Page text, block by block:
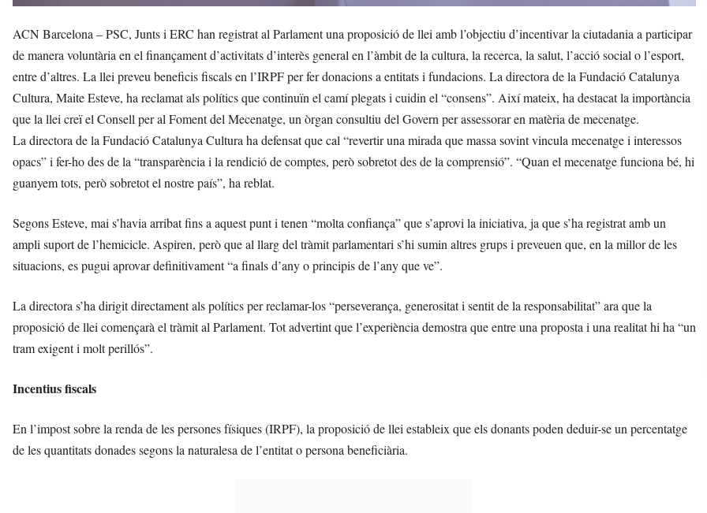
ACN Barcelona – PSC, Junts i ERC han registrat al Parlament una proposició de llei amb l’objectiu d’incentivar la ciutadania a participar
de manera voluntària en el finançament d’activitats d’interès general en l’àmbit de la cultura, la recerca, la salut, l’acció social o l’esport,
entre d’altres. La llei preveu beneficis fiscals en l’IRPF per fer donacions a entitats i fundacions. La directora de la Fundació Catalunya
Cultura, Maite Esteve, ha reclamat als polítics que continuïn el camí plegats i cuidin el “consens”. Així mateix, ha destacat la importància
que la llei creï el Consell per al Foment del Mecenatge, un òrgan consultiu del Govern per assessorar en matèria de mecenatge.
La directora de la Fundació Catalunya Cultura ha defensat que cal “revertir una mirada que massa sovint vincula mecenatge i interessos
opacs” i fer-ho des de la “transparència i la rendició de comptes, però sobretot des de la comprensió”. “Quan el mecenatge funciona bé, hi
guanyem tots, però sobretot el nostre país”, ha reblat.
Segons Esteve, mai s’havia arribat fins a aquest punt i tenen “molta confiança” que s’aprovi la iniciativa, ja que s’ha registrat amb un
ampli suport de l’hemicicle. Aspiren, però que al llarg del tràmit parlamentari s’hi sumin altres grups i preveuen que, en la millor de les
situacions, es pugui aprovar definitivament “a finals d’any o principis de l’any que ve”.
La directora s’ha dirigit directament als polítics per reclamar-los “perseverança, generositat i sentit de la responsabilitat” ara que la
proposició de llei començarà el tràmit al Parlament. Tot advertint que l’experiència demostra que entre una proposta i una realitat hi ha “un
tram exigent i molt perillós”.
Incentius fiscals
En l’impost sobre la renda de les persones físiques (IRPF), la proposició de llei estableix que els donants poden deduir-se un percentatge
de les quantitats donades segons la naturalesa de l’entitat o persona beneficiària.